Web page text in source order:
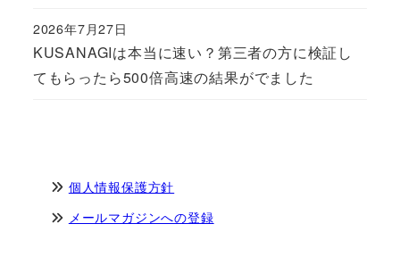
KUSANAGIは本当に速い？第三者の方に検証し
てもらったら500倍高速の結果がでました
Published
2026年7月27日
個人情報保護方針
メールマガジンへの登録